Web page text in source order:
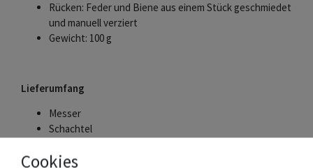
Rücken: Feder und Biene aus einem Stück geschmiedet
und manuell verziert
Gewicht: 100 g
Lieferumfang
Messer
Schachtel
Cookies